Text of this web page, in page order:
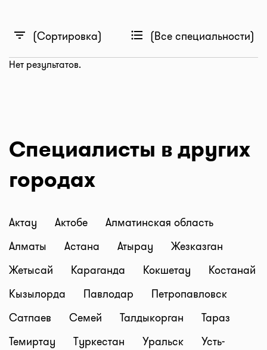
filter_list (Сортировка) format_list_bulleted (Все специальности)
Нет результатов.
Специалисты в других
городах
Актау Актобе
Алматинская область
Алматы
Астана Атырау
Жезказган
Жетысай
Караганда Кокшетау
Костанай
Кызылорда
Павлодар
Петропавловск
Сатпаев
Семей Талдыкорган
Тараз
Темиртау
Туркестан Уральск
Усть-